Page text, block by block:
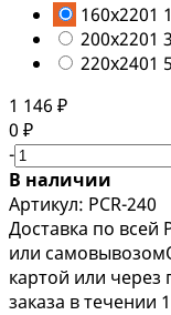
160x2201
200x2201
220x2401
1 146 ₽
0 ₽
-
В наличии
Артикул: PCR-240
Доставка по всей
или самовывозом
картой или
заказа в течении